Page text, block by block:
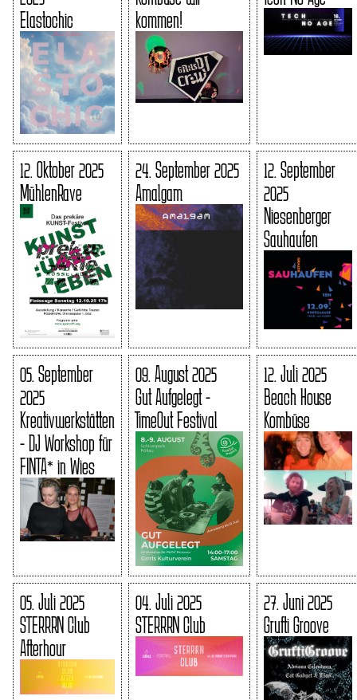
Elastochic
kommen!
12. Oktober 2025
MühlenRave
24. September 2025
Amalgam
12. September
2025
Niesenberger
Sauhaufen
05. September
2025
Kreativwerkstätten
- DJ Workshop für
FINTA* in Wies
09. August 2025
Gut Aufgelegt -
TimeOut Festival
12. Juli 2025
Beach House
Kombüse
05. Juli 2025
STERRRN Club
Afterhour
04. Juli 2025
STERRRN Club
27. Juni 2025
Grufti Groove